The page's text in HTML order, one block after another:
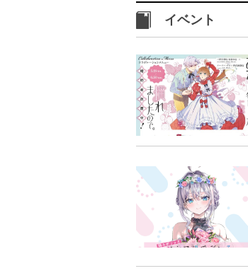
イベント